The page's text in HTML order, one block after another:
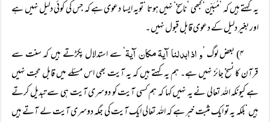
یہ کہتے ہیں کہ ’مُبَیّن‘ کبھی ’ناسخ‘ نہیں ہوتا ‘تویہ ایسا دعوی ہے کہ جس کی کوئی دلیل نہیں ہے
اور بغیر دلیل کے دعوی قابل قبول نہیں ۔
۴) بعض لوگ ’
و اذ ابدلنا آیۃ مکان آیۃ‘ سے استدلال پکڑتے ہیں کہ سنت سے
قرآن کا نسخ جائز نہیں ہے۔ ہم یہ کہتے ہیں کہ یہ آیت بھی اس مسئلے میں قابل حجت نہیں
ہے کیونکہ اللہ تعالی نے یہ نہیں کہا کہ ہم کسی آیت کو دوسری آیت ہی سے تبدیل کرتے
ہیں ‘بلکہ یہ تو ایک مثبت خبر ہے کہ اللہ تعالی ایک آیت کی جگہ دوسری آیت لے آتے ہیں